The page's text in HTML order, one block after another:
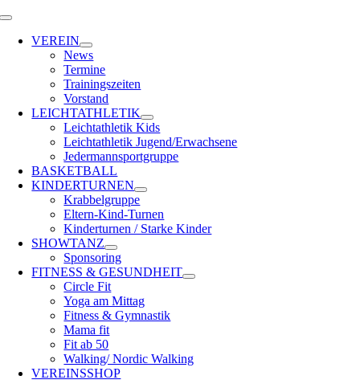
Zum
springen
Toggle
NavigationVEREIN
News
Termine
Trainingszeiten
Vorstand
LEICHTATHLETIK
Leichtathletik Kids
Leichtathletik Jugend/Erwachsene
Jedermannsportgruppe
BASKETBALL
KINDERTURNEN
Krabbelgruppe
Eltern-Kind-Turnen
Kinderturnen / Starke Kinder
SHOWTANZ
Sponsoring
FITNESS & GESUNDHEIT
Circle Fit
Yoga am Mittag
Fitness & Gymnastik
Mama fit
Fit ab 50
Walking/ Nordic Walking
VEREINSSHOP